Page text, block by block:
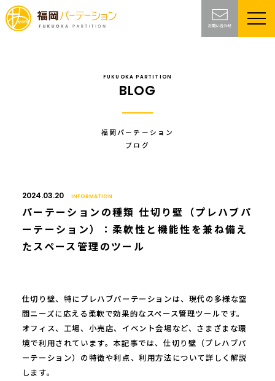
FUKUOKA PARTITION
BLOG
福岡パーテーション
ブログ
2024.03.20 INFORMATION
パーテーションの種類 仕切り壁（プレハブパ
ーテーション）：柔軟性と機能性を兼ね備え
たスペース管理のツール
仕切り壁、特にプレハブパーテーションは、現代の多様な空
間ニーズに応える柔軟で効果的なスペース管理ツールです。
オフィス、工場、小売店、イベント会場など、さまざまな環
境で利用されています。本記事では、仕切り壁（プレハブパ
ーテーション）の特徴や利点、利用方法について詳しく解説
します。